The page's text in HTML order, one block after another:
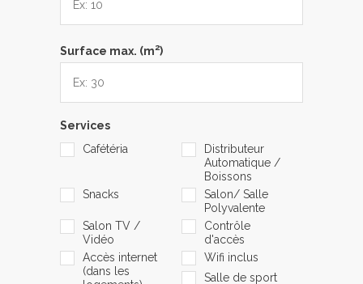
Surface max. (m2)
Services
Cafétéria
Distributeur
Automatique /
Boissons
Snacks
Salon/ Salle
Polyvalente
Salon TV /
Vidéo
Contrôle
d'accès
Accès internet
(dans les
Wifi inclus
Salle de sport